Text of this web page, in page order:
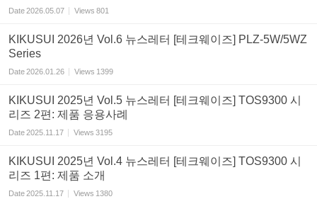
Date2026.05.07 Views 801
KIKUSUI 2026년 Vol.6 뉴스레터 [테크웨이즈] PLZ-5W/5WZ
Series
Date2026.01.26 Views 1399
KIKUSUI 2025년 Vol.5 뉴스레터 [테크웨이즈] TOS9300 시
리즈 2편: 제품 응용사례
Date2025.11.17 Views 3195
KIKUSUI 2025년 Vol.4 뉴스레터 [테크웨이즈] TOS9300 시
리즈 1편: 제품 소개
Date2025.11.17 Views 1380